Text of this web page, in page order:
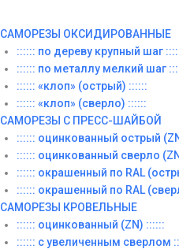
САМОРЕЗЫ ОКСИДИРОВАННЫЕ
:::::: по дереву крупный шаг
:::::: по металлу мелкий шаг
:::::: «клоп» (острый) ::::::
:::::: «клоп» (сверло) ::::::
САМОРЕЗЫ С ПРЕСС-ШАЙБОЙ
:::::: оцинкованный острый
:::::: оцинкованный сверло
:::::: окрашенный по RAL
:::::: окрашенный по RAL
САМОРЕЗЫ КРОВЕЛЬНЫЕ
:::::: оцинкованный (ZN) ::::::
:::::: с увеличенным сверлом